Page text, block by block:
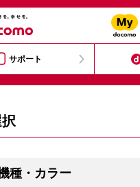
サポート
種・カラー